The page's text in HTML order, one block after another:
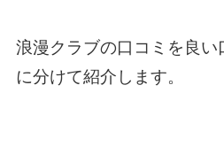
浪漫クラブの口コミを良い
に分けて紹介します。